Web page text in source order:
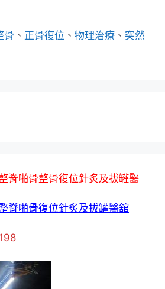
骨 、 正骨復位 、物理治療 、 突然
脊啪骨整骨復位針炙及拔罐醫
脊啪骨復位針炙及拔罐醫舘